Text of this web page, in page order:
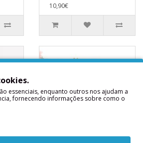
10,90€
essenciais, enquanto outros nos ajudam a
fornecendo informações sobre como o